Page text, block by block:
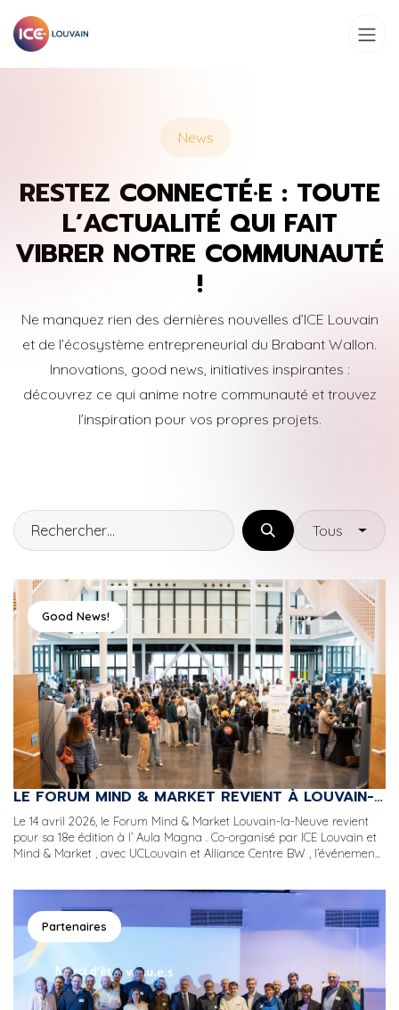
News
RESTEZ CONNECTÉ·E : TOUTE
L’ACTUALITÉ QUI FAIT
VIBRER NOTRE COMMUNAUTÉ
!
Ne manquez rien des dernières nouvelles d’ICE Louvain
et de l’écosystème entrepreneurial du Brabant Wallon.
Innovations, good news, initiatives inspirantes :
découvrez ce qui anime notre communauté et trouvez
l’inspiration pour vos propres projets.
Tous
Good News!
LE FORUM MIND & MARKET REVIENT À LOUVAIN-LA-NEUVE LE 14 AVRIL
Le 14 avril 2026, le Forum Mind & Market Louvain-la-Neuve revient
pour sa 18e édition à l’ Aula Magna . Co-organisé par ICE Louvain et
Mind & Market , avec UCLouvain et Alliance Centre BW , l’événemen...
Partenaires